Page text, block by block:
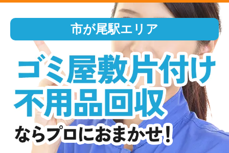
市が尾駅エリア